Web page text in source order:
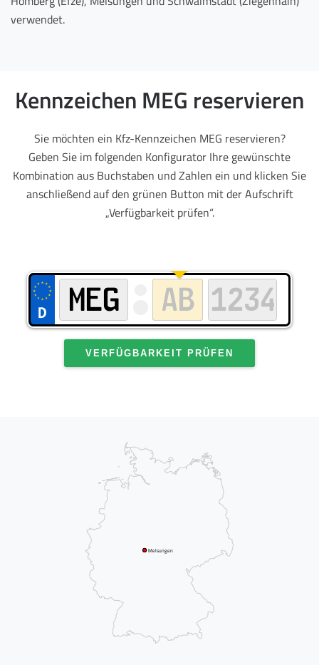
verwendet.
Kennzeichen MEG reservieren
Sie möchten ein Kfz-Kennzeichen MEG reservieren?
Geben Sie im folgenden Konfigurator Ihre gewünschte
Kombination aus Buchstaben und Zahlen ein und klicken Sie
anschließend auf den grünen Button mit der Aufschrift
„Verfügbarkeit prüfen“.
VERFÜGBARKEIT PRÜFEN
Melsungen